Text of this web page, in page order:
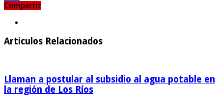
Compartir
Compartir
Articulos Relacionados
Llaman a postular al subsidio al agua potable en
la región de Los Ríos